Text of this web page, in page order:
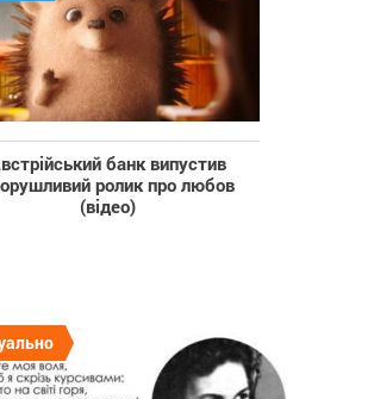
банк випустив
ролик про любов
(відео)